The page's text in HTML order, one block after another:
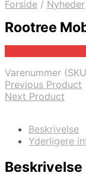
Forside / Nyheder
Rootree
Varenummer
Previous Product
Next Product
Beskrivelse
Yderligere
Beskrivelse